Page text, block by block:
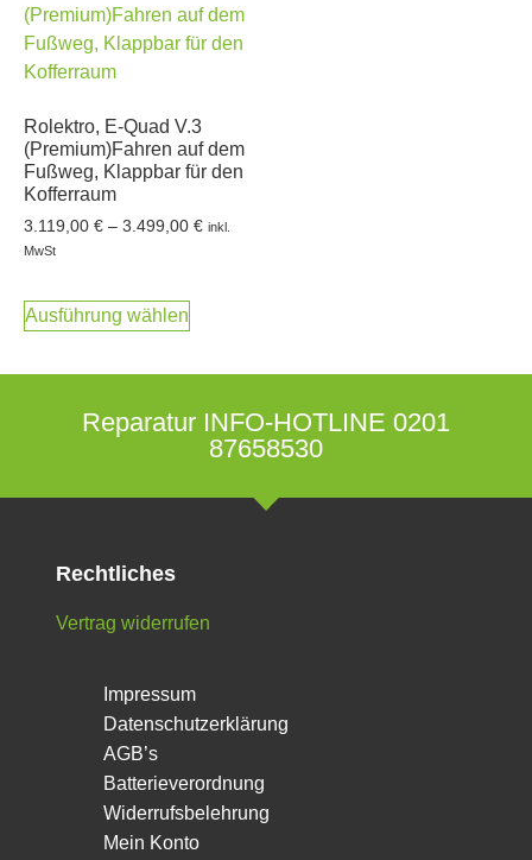
Rolektro, E-Quad V.3
(Premium)Fahren auf dem
Fußweg, Klappbar für den
Kofferraum
3.119,00 € – 3.499,00 € inkl.
MwSt
Ausführung wählen
Reparatur INFO-HOTLINE 0201
87658530
Rechtliches
Vertrag widerrufen
Impressum
Datenschutzerklärung
AGB’s
Batterieverordnung
Widerrufsbelehrung
Mein Konto